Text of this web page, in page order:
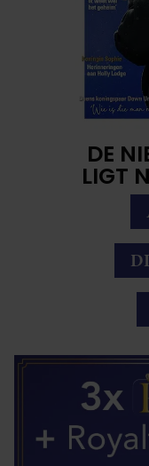
DE
LIGT